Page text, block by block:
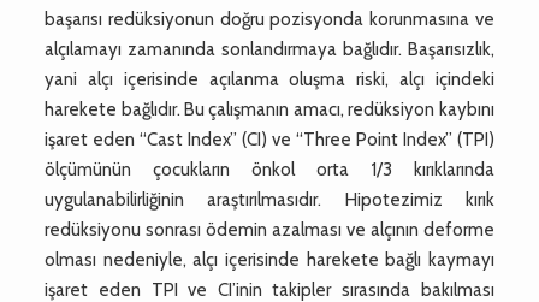
başarısı redüksiyonun doğru pozisyonda korunmasına ve
alçılamayı zamanında sonlandırmaya bağlıdır. Başarısızlık,
yani alçı içerisinde açılanma oluşma riski, alçı içindeki
harekete bağlıdır. Bu çalışmanın amacı, redüksiyon kaybını
işaret eden “Cast Index” (CI) ve “Three Point Index” (TPI)
ölçümünün çocukların önkol orta 1/3 kırıklarında
uygulanabilirliğinin araştırılmasıdır. Hipotezimiz kırık
redüksiyonu sonrası ödemin azalması ve alçının deforme
olması nedeniyle, alçı içerisinde harekete bağlı kaymayı
işaret eden TPI ve CI’inin takipler sırasında bakılması